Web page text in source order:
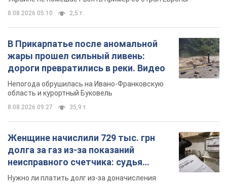
8.08.2026 05:10 2,5 т.
В Прикарпатье после аномальной
жары прошел сильный ливень:
дороги превратились в реки. Видео
Непогода обрушилась на Ивано-Франковскую
область и курортный Буковель
8.08.2026 09:27 35,9 т.
Женщине начислили 729 тыс. грн
долга за газ из-за показаний
неисправного счетчика: судья
вынес неожиданное решение
Нужно ли платить долг из-за доначисления